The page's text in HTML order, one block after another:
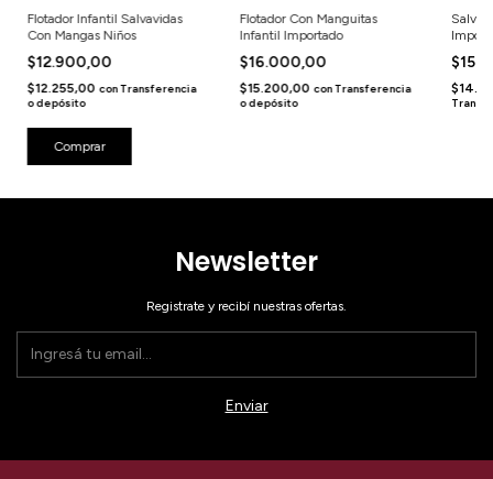
Flotador Infantil Salvavidas
Con Mangas Niños
$12.900,00
$12.255,00 conTransferencia
o depósito
Comprar
Flotador Con Manguitas
Infantil Importado
$16.000,00
$15.200,00 conTransferencia
o depósito
Newsletter
Registrate y recibí nuestras ofertas.